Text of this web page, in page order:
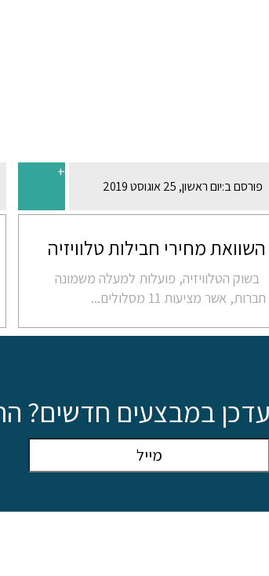
פורסם ב:יום ראשון, 25 אוגוסט 2019
+
השוואת מחירי חבילות טלוויזיה
בשוק הטלוויזיה, פועלות למעלה משמונה
חברות, אשר מציעות 11 מסלולים...
במבצעים חדשים?